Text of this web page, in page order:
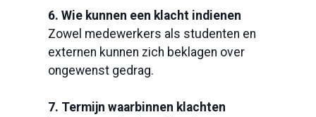
6. Wie kunnen een klacht indienen
Zowel medewerkers als studenten en
externen kunnen zich beklagen over
ongewenst gedrag.
7. Termijn waarbinnen klachten